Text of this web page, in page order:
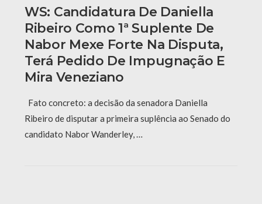
WS: Candidatura De Daniella
Ribeiro Como 1ª Suplente De
Nabor Mexe Forte Na Disputa,
Terá Pedido De Impugnação E
Mira Veneziano
Fato concreto: a decisão da senadora Daniella
Ribeiro de disputar a primeira suplência ao Senado do
candidato Nabor Wanderley, …